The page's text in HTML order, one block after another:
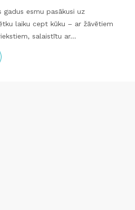
gadus esmu pasākusi uz
laiku cept kūku – ar žāvētiem
salaistītu ar…